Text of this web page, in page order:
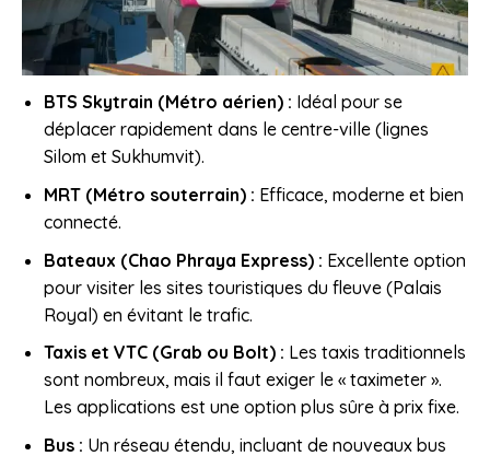
BTS Skytrain (Métro aérien) : Idéal pour se
déplacer rapidement dans le centre-ville (lignes
Silom et Sukhumvit).
MRT (Métro souterrain) : Efficace, moderne et bien
connecté.
Bateaux (Chao Phraya Express) : Excellente option
pour visiter les sites touristiques du fleuve (Palais
Royal) en évitant le trafic.
Taxis et VTC (Grab ou Bolt) : Les taxis traditionnels
sont nombreux, mais il faut exiger le « taximeter ».
Les applications est une option plus sûre à prix fixe.
Bus : Un réseau étendu, incluant de nouveaux bus